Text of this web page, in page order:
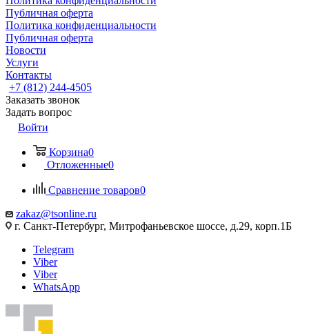
Публичная оферта
Политика конфиденциальности
Публичная оферта
Новости
Услуги
Контакты
+7 (812) 244-4505
Заказать звонок
Задать вопрос
Войти
Корзина0
Отложенные0
Сравнение товаров0
zakaz@tsonline.ru
г. Санкт-Петербург, Митрофаньевское шоссе, д.29, корп.1Б
Telegram
Viber
Viber
WhatsApp